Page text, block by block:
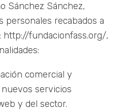
Sánchez Sánchez,
personales recabados a
http://fundacionfass.org/,
comercial y
servicios
y del sector.